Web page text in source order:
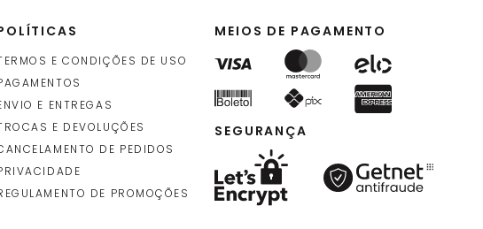
E CONDIÇÕES DE USO
E ENTREGAS
E DEVOLUÇÕES
DE PEDIDOS
DE PROMOÇÕES
MEIOS DE PAGAMENTO
SEGURANÇA